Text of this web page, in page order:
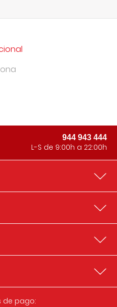
944 943 444
L-S de 9:00h a 22:00h
de pago: